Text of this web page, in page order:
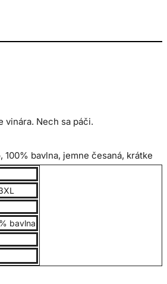
vinára. Nech sa páči.
100% bavlna, jemne česaná, krátke
150g/m2.
bavlna